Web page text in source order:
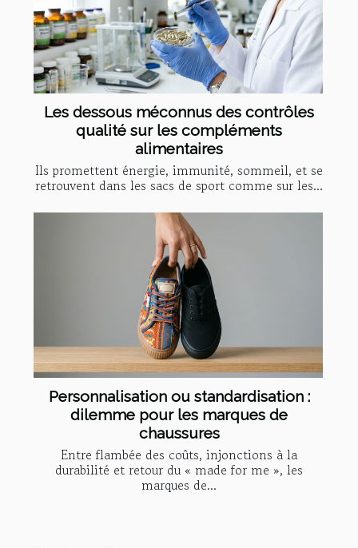
Les dessous méconnus des contrôles
qualité sur les compléments
alimentaires
Ils promettent énergie, immunité, sommeil, et se
retrouvent dans les sacs de sport comme sur les...
Personnalisation ou standardisation :
dilemme pour les marques de
chaussures
Entre flambée des coûts, injonctions à la
durabilité et retour du « made for me », les
marques de...